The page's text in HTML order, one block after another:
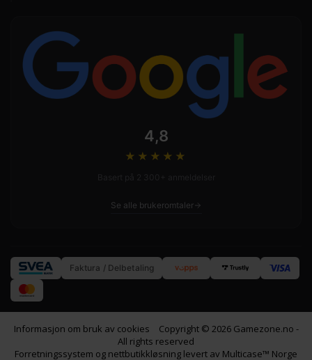
4,8
★★★★ ★
Se alle brukeromtaler
Faktura / Delbetaling
Informasjon om bruk av cookies
Copyright © 2026 Gamezone.no -
All rights reserved
Forretningssystem og nettbutikkløsning levert av Multicase™ Norge